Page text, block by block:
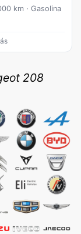
km · Gasolina
208